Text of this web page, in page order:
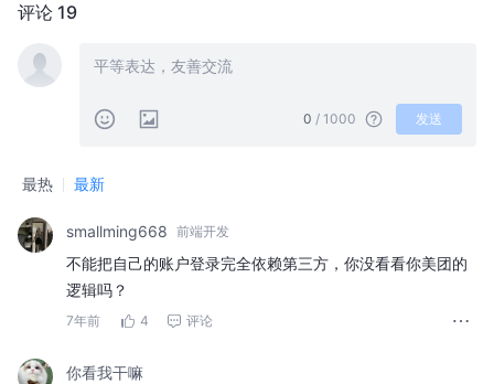
评论 19
0 / 1000 发送
最热 最新
smallming668 前端开发
不能把自己的账户登录完全依赖第三方，你没看看你美团的
逻辑吗？
7年前 4 评论
你看我干嘛